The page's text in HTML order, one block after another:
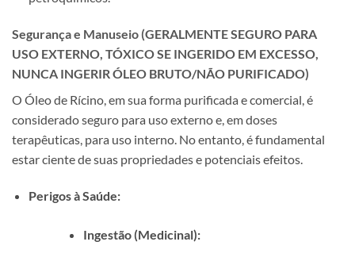
Segurança e Manuseio (GERALMENTE SEGURO PARA
USO EXTERNO, TÓXICO SE INGERIDO EM EXCESSO,
NUNCA INGERIR ÓLEO BRUTO/NÃO PURIFICADO)
O Óleo de Rícino, em sua forma purificada e comercial, é
considerado seguro para uso externo e, em doses
terapêuticas, para uso interno. No entanto, é fundamental
estar ciente de suas propriedades e potenciais efeitos.
Perigos à Saúde:
Ingestão (Medicinal):